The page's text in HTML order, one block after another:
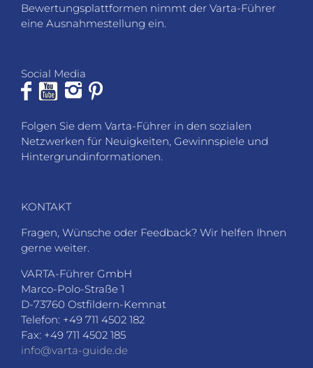
Bewertungsplattformen nimmt der Varta-Führer
eine Ausnahmestellung ein.
Social Media
Folgen Sie dem Varta-Führer in den sozialen
Netzwerken für Neuigkeiten, Gewinnspiele und
Hintergrundinformationen.
KONTAKT
Fragen, Wünsche oder Feedback? Wir helfen Ihnen
gerne weiter.
VARTA-Führer GmbH
Marco-Polo-Straße 1
D-73760 Ostfildern-Kemnat
Telefon: +49 711 4502 182
Fax: +49 711 4502 185
info@varta-guide.de